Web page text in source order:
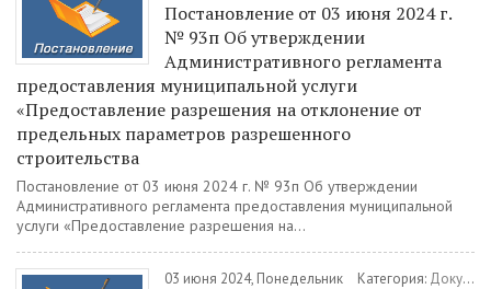
Постановление от 03 июня 2024 г.
№ 93п Об утверждении
Административного регламента
предоставления муниципальной услуги
«Предоставление разрешения на отклонение от
предельных параметров разрешенного
строительства
Постановление от 03 июня 2024 г. № 93п Об утверждении
Административного регламента предоставления муниципальной
услуги «Предоставление разрешения на...
03 июня 2024, Понедельник Категория: Документы